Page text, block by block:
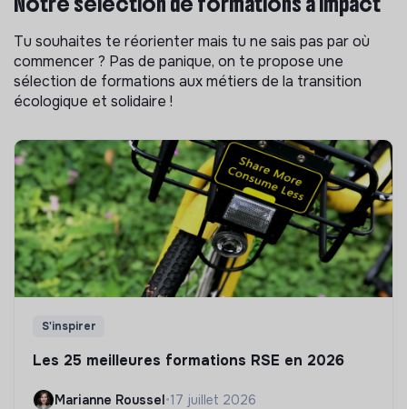
Tu souhaites te réorienter mais tu ne sais pas par où
commencer ? Pas de panique, on te propose une
sélection de formations aux métiers de la transition
écologique et solidaire !
S'inspirer
Les 25 meilleures formations RSE en 2026
Marianne Roussel•17 juillet 2026